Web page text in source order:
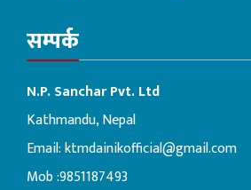
सम्पर्क
N.P. Sanchar Pvt. Ltd
Kathmandu, Nepal
Email:ktmdainikofficial@gmail.com
Mob :9851187493